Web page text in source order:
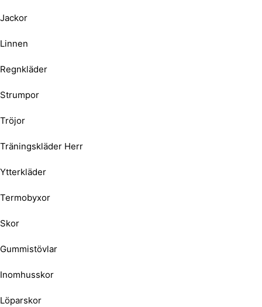
Jackor
Linnen
Regnkläder
Strumpor
Tröjor
Träningskläder Herr
Ytterkläder
Termobyxor
Skor
Gummistövlar
Inomhusskor
Löparskor